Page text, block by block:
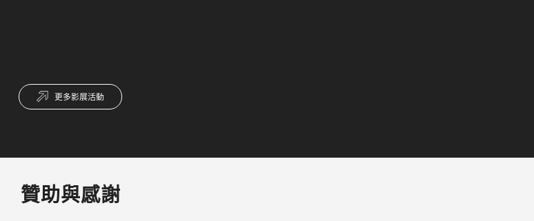
更多影展活動
贊助與感謝